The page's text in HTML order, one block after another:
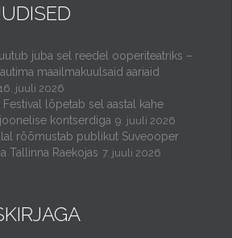
juba sel reedel ooperiteatriks –
maailmakuulsaid aariaid
16. juuli 2026
Festival lõpetab sel aastal kahe
kontserdiga 9. juuli 2026
rõõmustab publikut Suveooper
Tallinna Raekojas 7. juuli 2026